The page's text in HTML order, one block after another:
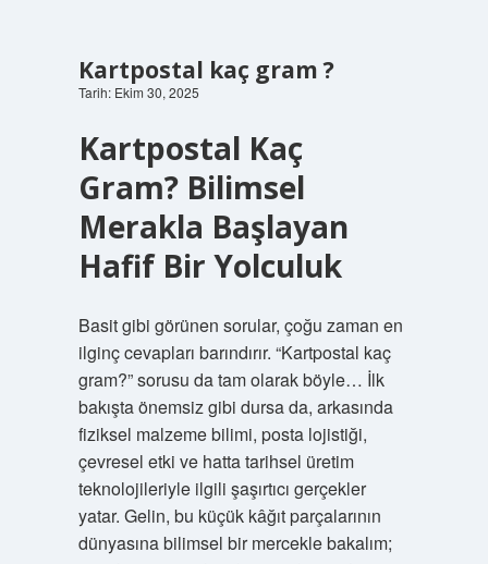
Kartpostal kaç gram ?
Tarih: Ekim 30, 2025
Kartpostal Kaç
Gram? Bilimsel
Merakla Başlayan
Hafif Bir Yolculuk
Basit gibi görünen sorular, çoğu zaman en
ilginç cevapları barındırır. “Kartpostal kaç
gram?” sorusu da tam olarak böyle… İlk
bakışta önemsiz gibi dursa da, arkasında
fiziksel malzeme bilimi, posta lojistiği,
çevresel etki ve hatta tarihsel üretim
teknolojileriyle ilgili şaşırtıcı gerçekler
yatar. Gelin, bu küçük kâğıt parçalarının
dünyasına bilimsel bir mercekle bakalım;